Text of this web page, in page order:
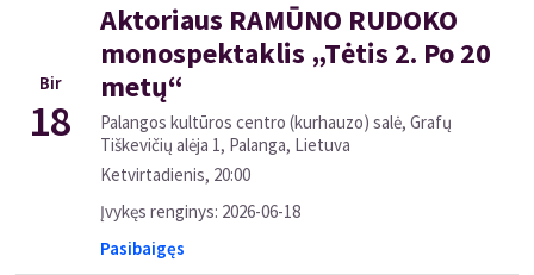
Bir
18
Aktoriaus RAMŪNO RUDOKO
monospektaklis „Tėtis 2. Po 20
metų“
Palangos kultūros centro (kurhauzo) salė, Grafų
Tiškevičių alėja 1, Palanga, Lietuva
Ketvirtadienis, 20:00
Įvykęs renginys: 2026-06-18
Pasibaigęs